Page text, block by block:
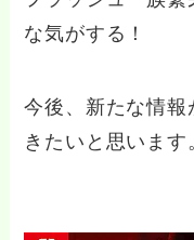
な気がする！
今後、新たな情
きたいと思います